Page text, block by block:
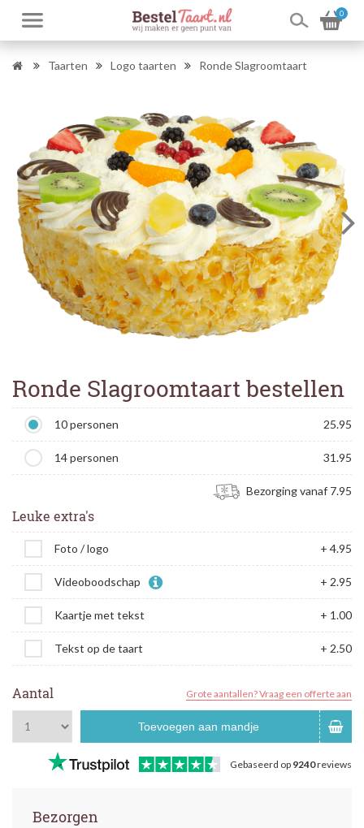
0
Taarten Logo taarten Ronde Slagroomtaart
Ronde Slagroomtaart bestellen
10 personen 25.95
14 personen 31.95
Bezorging vanaf 7.95
Leuke extra's
Foto / logo + 4.95
Videoboodschap + 2.95
Kaartje met tekst + 1.00
Tekst op de taart + 2.50
Aantal Grote aantallen? Vraag een offerte aan
Toevoegen aan mandje
Gebaseerd op 9240reviews
Bezorgen